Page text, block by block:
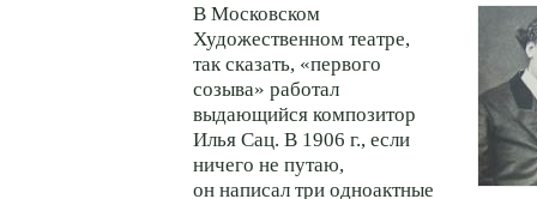
В Московском
Художественном театре,
так сказать, «первого
созыва» работал
выдающийся композитор
Илья Сац. В 1906 г., если
ничего не путаю,
он написал три одноактные